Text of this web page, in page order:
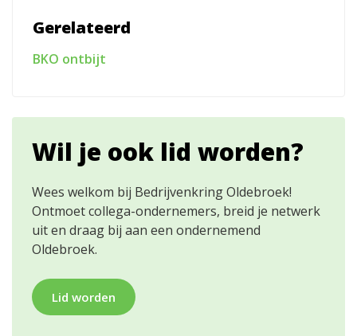
Gerelateerd
BKO ontbijt
Wil je ook lid worden?
Wees welkom bij Bedrijvenkring Oldebroek!
Ontmoet collega-ondernemers, breid je netwerk
uit en draag bij aan een ondernemend
Oldebroek.
Lid worden